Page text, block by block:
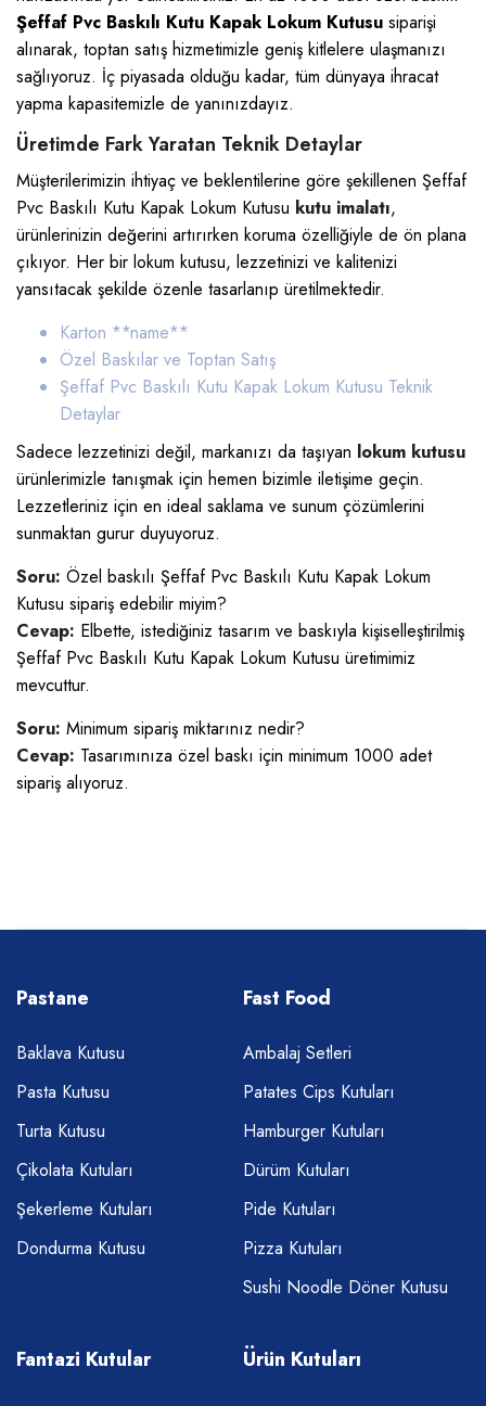
Şeffaf Pvc Baskılı Kutu Kapak Lokum Kutusu siparişi
alınarak, toptan satış hizmetimizle geniş kitlelere ulaşmanızı
sağlıyoruz. İç piyasada olduğu kadar, tüm dünyaya ihracat
yapma kapasitemizle de yanınızdayız.
Üretimde Fark Yaratan Teknik Detaylar
Müşterilerimizin ihtiyaç ve beklentilerine göre şekillenen Şeffaf
Pvc Baskılı Kutu Kapak Lokum Kutusu kutu imalatı,
ürünlerinizin değerini artırırken koruma özelliğiyle de ön plana
çıkıyor. Her bir lokum kutusu, lezzetinizi ve kalitenizi
yansıtacak şekilde özenle tasarlanıp üretilmektedir.
Karton **name**
Özel Baskılar ve Toptan Satış
Şeffaf Pvc Baskılı Kutu Kapak Lokum Kutusu Teknik
Detaylar
Sadece lezzetinizi değil, markanızı da taşıyan lokum kutusu
ürünlerimizle tanışmak için hemen bizimle iletişime geçin.
Lezzetleriniz için en ideal saklama ve sunum çözümlerini
sunmaktan gurur duyuyoruz.
Soru: Özel baskılı Şeffaf Pvc Baskılı Kutu Kapak Lokum
Kutusu sipariş edebilir miyim?
Cevap: Elbette, istediğiniz tasarım ve baskıyla kişiselleştirilmiş
Şeffaf Pvc Baskılı Kutu Kapak Lokum Kutusu üretimimiz
mevcuttur.
Soru: Minimum sipariş miktarınız nedir?
Cevap: Tasarımınıza özel baskı için minimum 1000 adet
sipariş alıyoruz.
Pastane
Baklava Kutusu
Pasta Kutusu
Turta Kutusu
Çikolata Kutuları
Şekerleme Kutuları
Dondurma Kutusu
Fast Food
Ambalaj Setleri
Patates Cips Kutuları
Hamburger Kutuları
Dürüm Kutuları
Pide Kutuları
Pizza Kutuları
Sushi Noodle Döner Kutusu
Fantazi Kutular Ürün Kutuları